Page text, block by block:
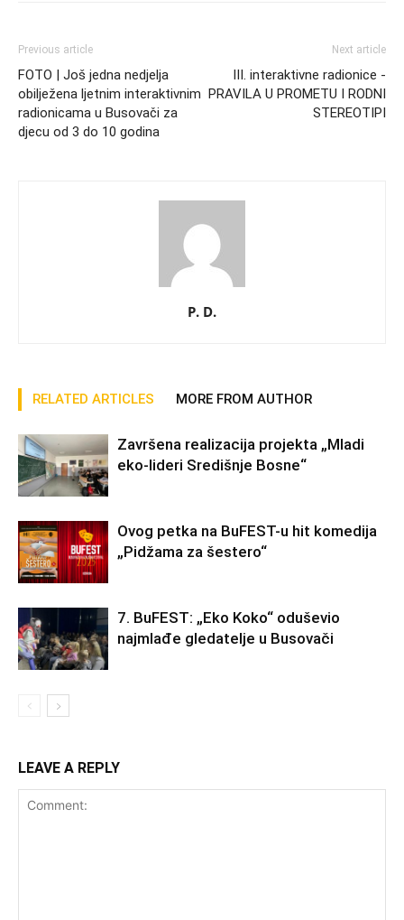
Previous article
FOTO | Još jedna nedjelja
obilježena ljetnim interaktivnim
radionicama u Busovači za
djecu od 3 do 10 godina
Next article
III. interaktivne radionice -
PRAVILA U PROMETU I RODNI
STEREOTIPI
P. D.
RELATED ARTICLES MORE FROM AUTHOR
Završena realizacija projekta „Mladi
eko-lideri Središnje Bosne“
Ovog petka na BuFEST-u hit komedija
„Pidžama za šestero“
7. BuFEST: „Eko Koko“ oduševio
najmlađe gledatelje u Busovači
LEAVE A REPLY